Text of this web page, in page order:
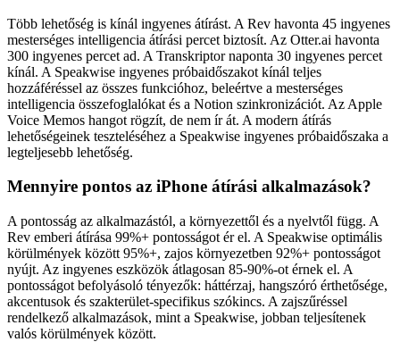
Több lehetőség is kínál ingyenes átírást. A Rev havonta 45 ingyenes
mesterséges intelligencia átírási percet biztosít. Az Otter.ai havonta
300 ingyenes percet ad. A Transkriptor naponta 30 ingyenes percet
kínál. A Speakwise ingyenes próbaidőszakot kínál teljes
hozzáféréssel az összes funkcióhoz, beleértve a mesterséges
intelligencia összefoglalókat és a Notion szinkronizációt. Az Apple
Voice Memos hangot rögzít, de nem ír át. A modern átírás
lehetőségeinek teszteléséhez a Speakwise ingyenes próbaidőszaka a
legteljesebb lehetőség.
Mennyire pontos az iPhone átírási alkalmazások?
A pontosság az alkalmazástól, a környezettől és a nyelvtől függ. A
Rev emberi átírása 99%+ pontosságot ér el. A Speakwise optimális
körülmények között 95%+, zajos környezetben 92%+ pontosságot
nyújt. Az ingyenes eszközök átlagosan 85-90%-ot érnek el. A
pontosságot befolyásoló tényezők: háttérzaj, hangszóró érthetősége,
akcentusok és szakterület-specifikus szókincs. A zajszűréssel
rendelkező alkalmazások, mint a Speakwise, jobban teljesítenek
valós körülmények között.